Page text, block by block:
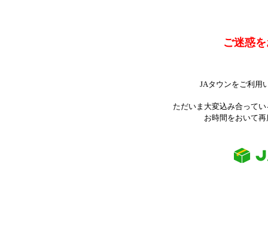
ご迷惑
JAタウンをご利用
ただいま大変込み合って
お時間をおいて